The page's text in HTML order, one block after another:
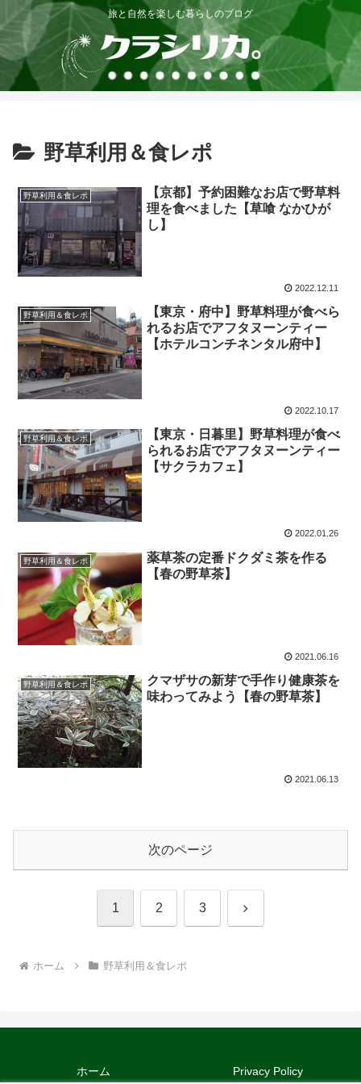
旅と自然を楽しむ暮らしのブログ
野草利用＆食レポ
野草利用＆食レポ
【京都】予約困難なお店で野草料
理を食べました【草喰 なかひが
し】
2022.12.11
野草利用＆食レポ
【東京・府中】野草料理が食べら
れるお店でアフタヌーンティー
【ホテルコンチネンタル府中】
2022.10.17
野草利用＆食レポ
【東京・日暮里】野草料理が食べ
られるお店でアフタヌーンティー
【サクラカフェ】
2022.01.26
野草利用＆食レポ
薬草茶の定番ドクダミ茶を作る
【春の野草茶】
2021.06.16
野草利用＆食レポ
クマザサの新芽で手作り健康茶を
味わってみよう【春の野草茶】
2021.06.13
次のページ
1 2 3 次
ホーム 野草利用＆食レポ
ホーム Privacy Policy